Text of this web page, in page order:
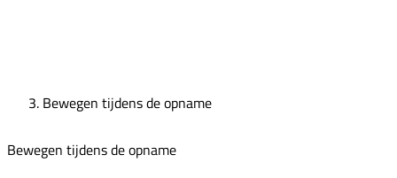
Bewegen tijdens de opname
Bewegen tijdens de opname